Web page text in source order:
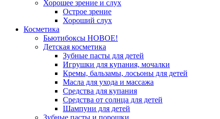
Хорошее зрение и слух
Острое зрение
Хороший слух
Косметика
Бьютибоксы НОВОЕ!
Детская косметика
Зубные пасты для детей
Игрушки для купания, мочалки
Кремы, бальзамы, лосьоны для детей
Масла для ухода и массажа
Средства для купания
Средства от солнца для детей
Шампуни для детей
Зубные пасты и порошки